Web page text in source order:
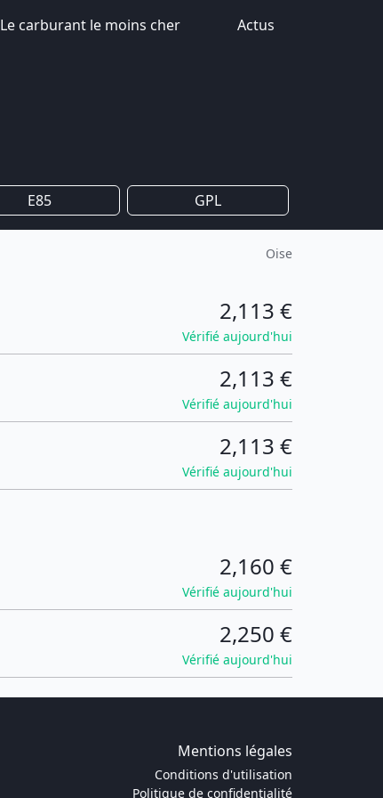
Le carburant le moins cher Actus
E85 GPL
Oise
2,113 €
Vérifié aujourd'hui
2,113 €
Vérifié aujourd'hui
2,113 €
Vérifié aujourd'hui
2,160 €
Vérifié aujourd'hui
2,250 €
Vérifié aujourd'hui
Mentions légales
Conditions d'utilisation
Politique de confidentialité